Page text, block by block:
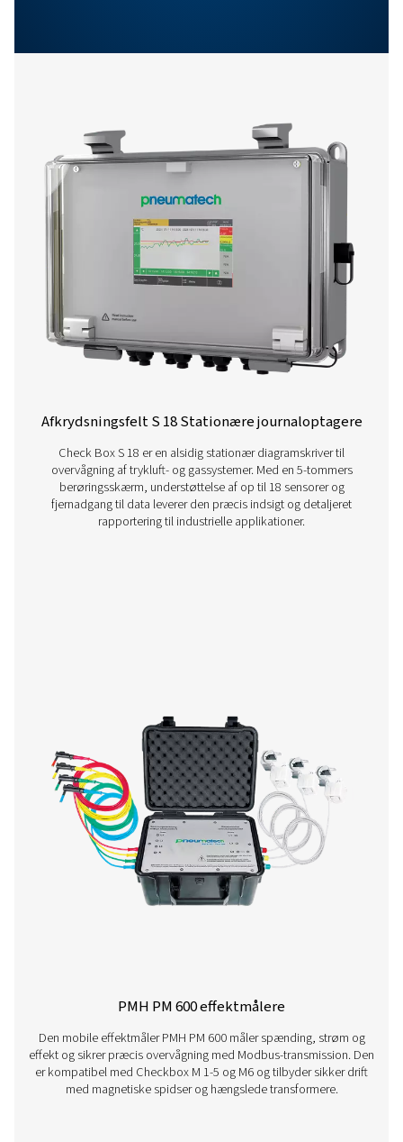
kompressorstationsdata og tilsluttes digitale sensorer
fra tredjepart via Modbus RS 485 eller analoge
kompakte og pålidelige og understøtter
systemoptimering.